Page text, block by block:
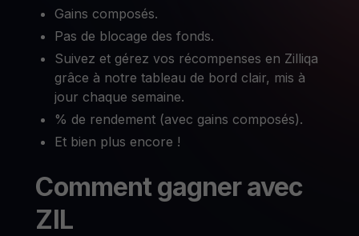
Gains composés.
Pas de blocage des fonds.
Suivez et gérez vos récompenses en Zilliqa
grâce à notre tableau de bord clair, mis à
jour chaque semaine.
% de rendement (avec gains composés).
Et bien plus encore !
Comment gagner avec
ZIL